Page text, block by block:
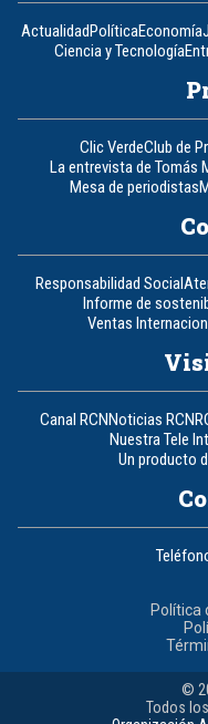
ActualidadPolíticaEconomía
Ciencia y Tecnología
Clic VerdeClub de
La entrevista de Tomás
Mesa de periodistas
Responsabilidad Social
Informe de
Ventas
Canal RCNNoticias RCN
Nuestra Tele
Un producto
Política
©
Todos